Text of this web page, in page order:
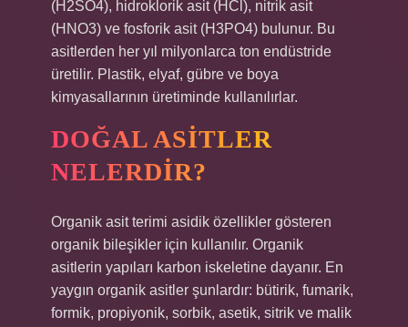
(H2SO4), hidroklorik asit (HCl), nitrik asit
(HNO3) ve fosforik asit (H3PO4) bulunur. Bu
asitlerden her yıl milyonlarca ton endüstride
üretilir. Plastik, elyaf, gübre ve boya
kimyasallarının üretiminde kullanılırlar.
DOĞAL ASITLER
NELERDIR?
Organik asit terimi asidik özellikler gösteren
organik bileşikler için kullanılır. Organik
asitlerin yapıları karbon iskeletine dayanır. En
yaygın organik asitler şunlardır: bütirik, fumarik,
formik, propiyonik, sorbik, asetik, sitrik ve malik